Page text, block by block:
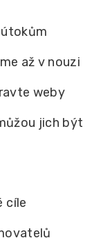
až v nouzi
weby
jich být
cíle